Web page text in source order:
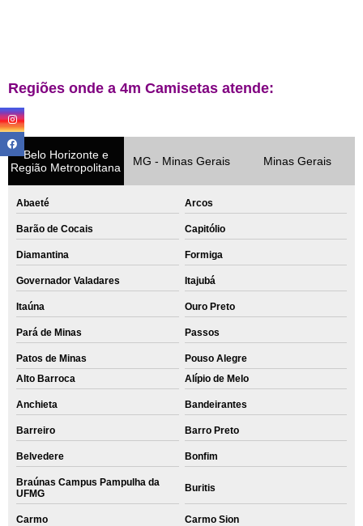
Regiões onde a 4m Camisetas atende:
Belo Horizonte e
Região Metropolitana
MG - Minas Gerais Minas Gerais
Abaeté Arcos
Barão de Cocais Capitólio
Diamantina Formiga
Governador Valadares Itajubá
Itaúna Ouro Preto
Pará de Minas Passos
Patos de Minas
Pouso Alegre
Alto Barroca
Alípio de Melo
Anchieta Bandeirantes
Barreiro Barro Preto
Belvedere Bonfim
Braúnas Campus Pampulha da
UFMG
Buritis
Carmo Carmo Sion